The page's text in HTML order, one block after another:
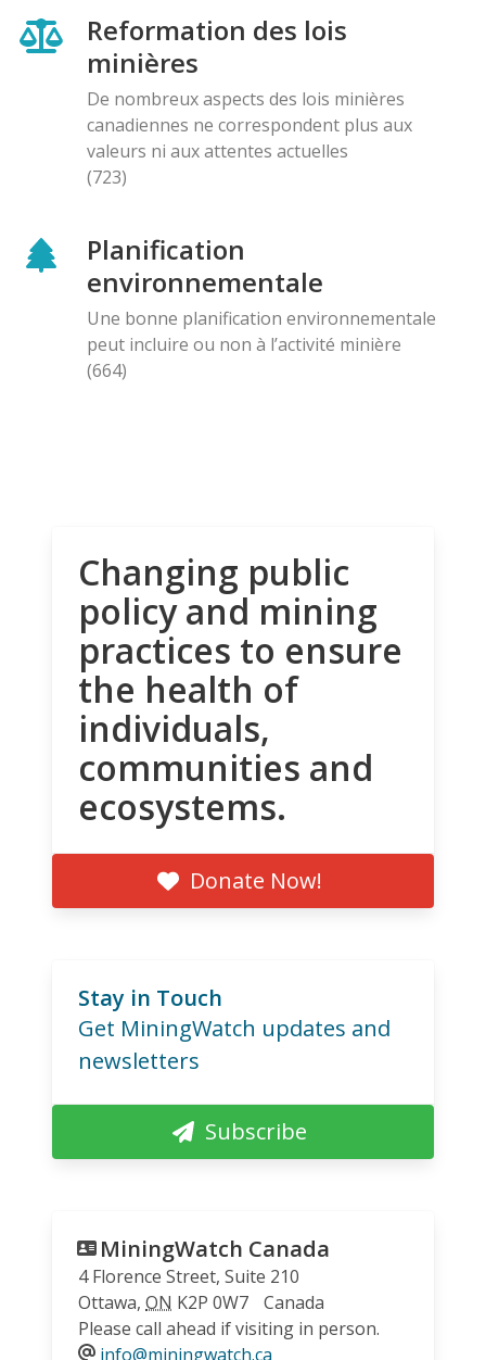
Reformation des lois
minières
De nombreux aspects des lois minières
canadiennes ne correspondent plus aux
valeurs ni aux attentes actuelles
(723)
Planification
environnementale
Une bonne planification environnementale
peut incluire ou non à l’activité minière
(664)
Changing public
policy and mining
practices to ensure
the health of
individuals,
communities and
ecosystems.
Donate Now!
Stay in Touch
Get MiningWatch updates and
newsletters
Subscribe
MiningWatch Canada
4 Florence Street, Suite 210
Ottawa, ON K2P 0W7
Canada
Please call ahead if visiting in person.
info@miningwatch.ca